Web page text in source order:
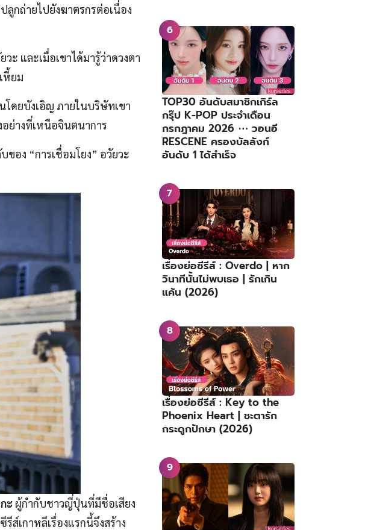
ลูกถ่ายไปยังฆาตรกรต่อเนื่อง
และเมื่อเขาได้มารู้ว่าดวงตา
หี้ยม
ดยบังเอิญ ภายในบริษัทเขา
ย่างที่เหนือจินตนาการ
อง “การเชื่อมโยง” อวัยวะ
ะ ผู้กำกับชาวญี่ปุ่นที่มีชื่อเสียง
ส์เกาหลีเรื่องแรกนี้จึงสร้าง
TOP30 อันดับสมาชิกเกิร์ล
กรุ๊ป K-POP ประจำเดือน
กรกฎาคม 2026 ⋯ วอนอี
RESCENE ครองบัลลังก์
อันดับ 1 ได้สำเร็จ
เรื่องย่อซีรีส์ : Overdo | หาก
วินาทีนั้นไม่พบเธอ | รักเกิน
แค้น (2026)
เรื่องย่อซีรีส์ : Key to the
Phoenix Heart | ชะตารัก
กระดูกปักษา (2026)